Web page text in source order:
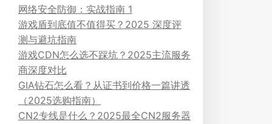
网络安全防御：实战指南 1
游戏盾到底值不值得买？2025 深度评
测与避坑指南
游戏CDN怎么选不踩坑？2025主流服务
商深度对比
GIA钻石怎么看？从证书到价格一篇讲透
（2025选购指南）
CN2专线是什么？2025最全CN2服务器